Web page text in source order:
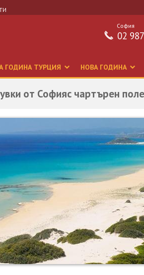
София
02
ГОДИНА ТУРЦИЯ НОВА ГОДИНА
от Софияс чартърен